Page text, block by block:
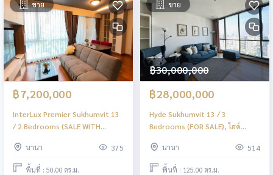
ขาย
฿7,200,000
InterLux Premier Sukhumvit 13
/ 2 Bedrooms (SALE WITH
สุขุมวิท 13 / 2 ห้องนอน (ขายพร้อม
ผู้เช่า) F249
นานา 375
พื้นที่ : 50.00 ตร.ม.
ขาย
฿30,000,000
฿28,000,000
Hyde Sukhumvit 13 / 3
Bedrooms (FOR SALE), ไฮด์
F287นานา 514
พื้นที่ : 125.00 ตร.ม.